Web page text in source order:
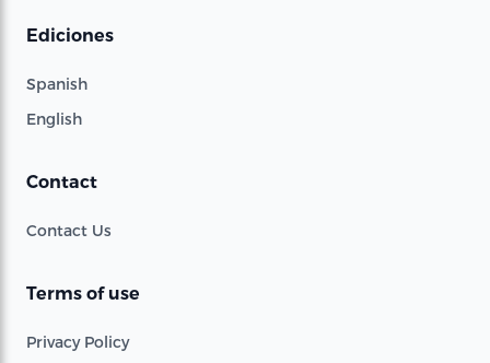
Ediciones
Spanish
English
Contact
Contact Us
Terms of use
Privacy Policy